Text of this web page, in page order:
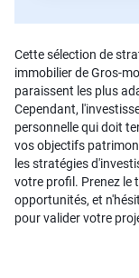
Cette sélection de
immobilier de Gros-
paraissent les plus
Cependant,
personnelle qui doit
vos objectifs
les stratégies
votre profil. Prenez le
opportunités, et
pour valider votre